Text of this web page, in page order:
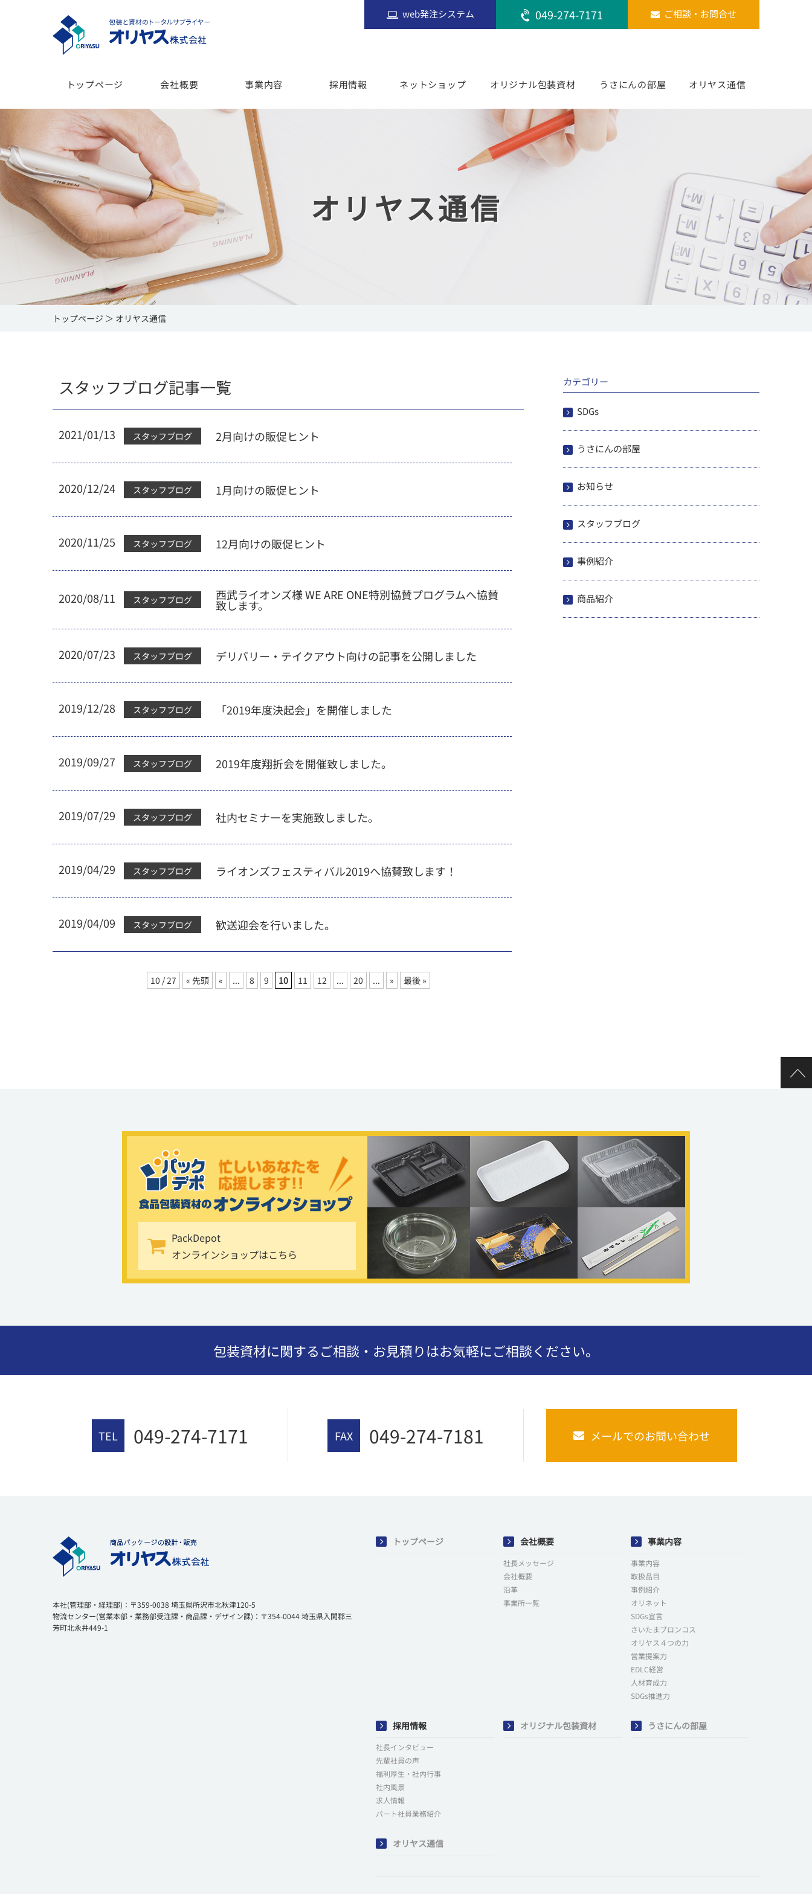
web発注システム 049-274-7171 ご相談・お問合せ
トップページ 会社概要 事業内容 採用情報 ネットショップ オリジナル包装資材 うさにんの部屋 オリヤス通信
オリヤス通信
トップページ オリヤス通信
スタッフブログ記事一覧
2021/01/13 スタッフブログ 2月向けの販促ヒント
2020/12/24 スタッフブログ 1月向けの販促ヒント
2020/11/25 スタッフブログ 12月向けの販促ヒント
2020/08/11 スタッフブログ 西武ライオンズ様 WE ARE ONE特別協賛プログラムへ協賛
致します。
2020/07/23 スタッフブログ デリバリー・テイクアウト向けの記事を公開しました
2019/12/28 スタッフブログ 「2019年度決起会」を開催しました
2019/09/27 スタッフブログ 2019年度翔折会を開催致しました。
2019/07/29 スタッフブログ 社内セミナーを実施致しました。
2019/04/29 スタッフブログ ライオンズフェスティバル2019へ協賛致します！
2019/04/09 スタッフブログ 歓送迎会を行いました。
10 / 27 « 先頭 « ... 8 9 10 11 12 ... 20 ... » 最後 »
カテゴリー
SDGs
うさにんの部屋
お知らせ
スタッフブログ
事例紹介
商品紹介
PackDepot
オンラインショップはこちら
包装資材に関するご相談・お見積りはお気軽にご相談ください。
TEL 049-274-7171 FAX 049-274-7181 メールでのお問い合わせ
本社(管理部・経理部)：〒359-0038 埼玉県所沢市北秋津120-5
物流センター(営業本部・業務部受注課・商品課・デザイン課)：〒354-0044 埼玉県入間郡三
芳町北永井449-1
トップページ 会社概要
社長メッセージ
会社概要
沿革
事業所一覧
事業内容
事業内容
取扱品目
事例紹介
オリネット
SDGs宣言
さいたまブロンコス
オリヤス４つの力
営業提案力
EDLC経営
人材育成力
SDGs推進力
採用情報
社長インタビュー
先輩社員の声
福利厚生・社内行事
社内風景
求人情報
パート社員業務紹介
オリジナル包装資材 うさにんの部屋
オリヤス通信